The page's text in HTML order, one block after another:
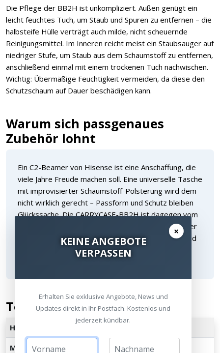
Die Pflege der BB2H ist unkompliziert. Außen genügt ein
leicht feuchtes Tuch, um Staub und Spuren zu entfernen – die
halbsteife Hülle verträgt auch milde, nicht scheuernde
Reinigungsmittel. Im Inneren reicht meist ein Staubsauger auf
niedriger Stufe, um Staub aus dem Schaumstoff zu entfernen,
anschließend einmal mit einem trockenen Tuch nachwischen.
Wichtig: Übermäßige Feuchtigkeit vermeiden, da diese den
Schutzschaum auf Dauer beschädigen kann.
Warum sich passgenaues
Zubehör lohnt
Ein C2-Beamer von Hisense ist eine Anschaffung, die
viele Jahre Freude machen soll. Eine universelle Tasche
mit improvisierter Schaumstoff-Polsterung wird dem
nicht wirklich gerecht – Passform und Schutz bleiben
Glückssache. Die CARRYCASE-BB2H ist dagegen vom
Hersteller selbst auf die C2-Serie zugeschnitten: Der
Beamer sitzt fest, das Zubehör hat seinen Platz, und
die Tasche erfüllt genau den Zweck, für den sie
Technische Daten
Hersteller
Modellbezeichnung CARRYCASE-BB2H
×
KEINE ANGEBOTE
VERPASSEN
Erhalten Sie exklusive Angebote, News und
Updates direkt in Ihr Postfach. Kostenlos und
jederzeit kündbar.